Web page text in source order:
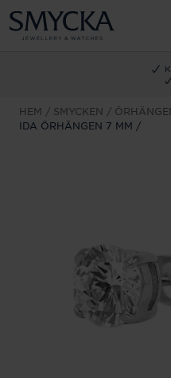
HEM SMYCKEN
IDA ÖRHÄNGEN 7 MM